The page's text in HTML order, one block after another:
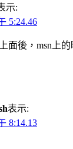
示:
5:24.46
面後，msn上
表示:
8:14.13